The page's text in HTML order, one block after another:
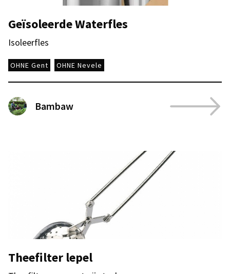
Geïsoleerde Waterfles
Isoleerfles
OHNE Gent OHNE Nevele
Bambaw
Theefilter lepel